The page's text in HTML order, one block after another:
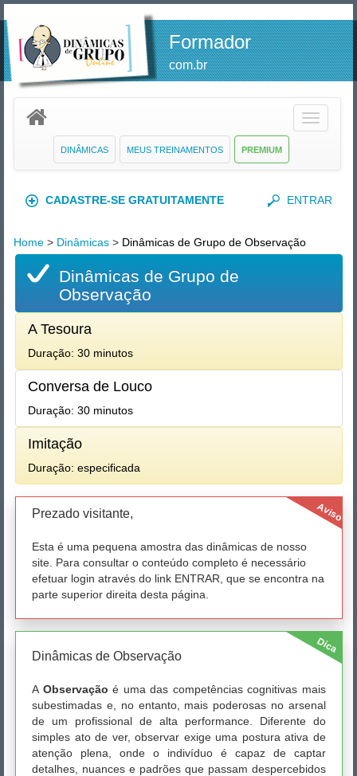
Formador
com.br
Toggle
PREMIUM
MEUS TREINAMENTOS
DINÂMICAS
CADASTRE-SE GRATUITAMENTE ENTRAR
Home > Dinâmicas > Dinâmicas de Grupo de Observação
Dinâmicas de Grupo de
Observação
A Tesoura
Duração: 30 minutos
Conversa de Louco
Duração: 30 minutos
Imitação
Duração: especificada
Aviso
Prezado visitante,
Esta é uma pequena amostra das dinâmicas de nosso
site. Para consultar o conteúdo completo é necessário
efetuar login através do link ENTRAR, que se encontra na
parte superior direita desta página.
Dica
Dinâmicas de Observação
A Observação é uma das competências cognitivas mais
subestimadas e, no entanto, mais poderosas no arsenal
de um profissional de alta performance. Diferente do
simples ato de ver, observar exige uma postura ativa de
atenção plena, onde o indivíduo é capaz de captar
detalhes, nuances e padrões que passam despercebidos